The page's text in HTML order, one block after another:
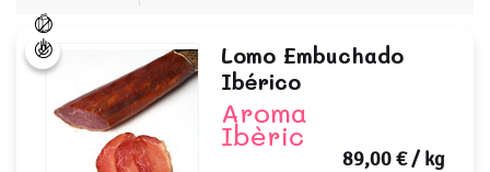
Lomo Embuchado
Ibérico
Aroma
Ibèric
89,00 €/ kg